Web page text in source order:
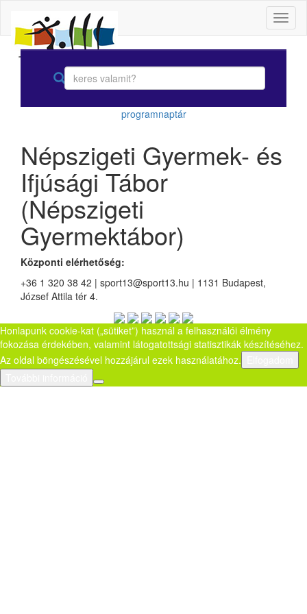
programnaptár
Népszigeti Gyermek- és
Ifjúsági Tábor
(Népszigeti
Gyermektábor)
Központi elérhetőség:
+36 1 320 38 42 | sport13@sport13.hu | 1131 Budapest,
József Attila tér 4.
Honlapunk cookie-kat („sütiket”) használ a felhasználói élmény
fokozása érdekében, valamint látogatottsági statisztikák készítéséhez.
Az oldal böngészésével hozzájárul ezek használatához.